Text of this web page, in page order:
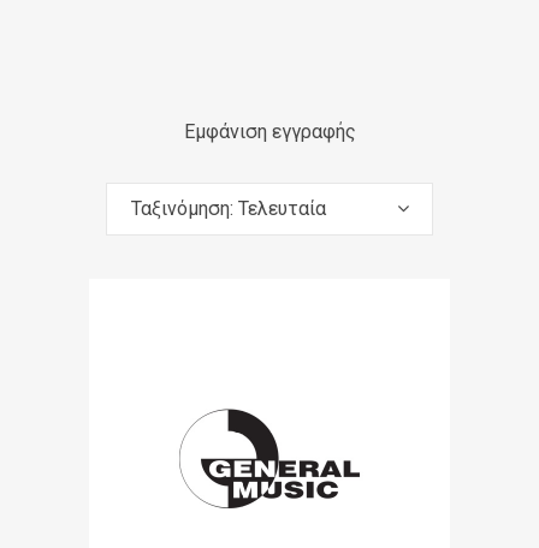
Εμφάνιση εγγραφής
Ταξινόμηση: Τελευταία